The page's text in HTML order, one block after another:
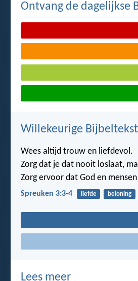
Ontvang de dagelijkse
Willekeurige Bijbeltekst
Wees altijd trouw en liefdevol.
Zorg dat je dat nooit loslaat,
Zorg ervoor dat God en
Spreuken 3:3-4 liefde beloning
Lees meer